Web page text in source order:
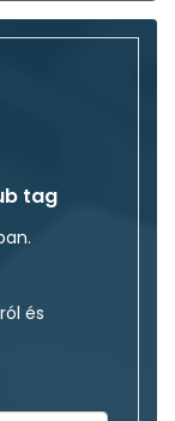
tag
és